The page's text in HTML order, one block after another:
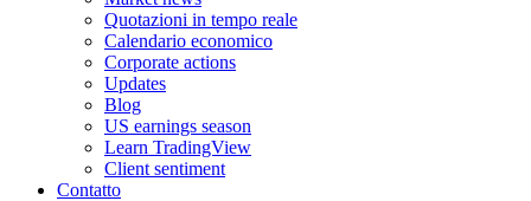
Quotazioni in tempo reale
Calendario economico
Corporate actions
Updates
Blog
US earnings season
Learn TradingView
Client sentiment
Contatto